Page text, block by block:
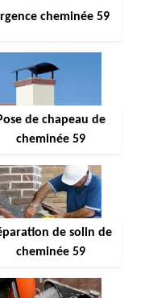
cheminée 59
de chapeau de
cheminée 59
de solin de
cheminée 59